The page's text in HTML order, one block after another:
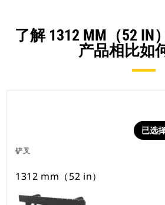
了解 1312 MM（52 IN
产品相比如
铲叉
已选
1312 mm（52 in）